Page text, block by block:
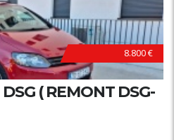
8.800 €
( REMONT DSG-